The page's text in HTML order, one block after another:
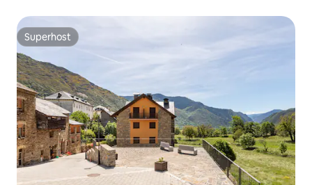
Superhost
Superhost